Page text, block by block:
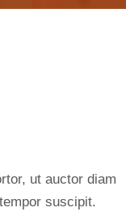
ut auctor diam
suscipit.